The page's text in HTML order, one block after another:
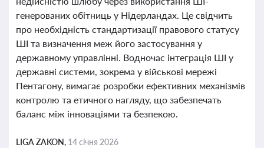
генерованих обітниць у Нідерландах. Це свідчить
про необхідність стандартизації правового статусу
ШІ та визначення меж його застосування у
державному управлінні. Водночас інтеграція ШІ у
державні системи, зокрема у військові мережі
Пентагону, вимагає розробки ефективних механізмів
контролю та етичного нагляду, що забезпечать
баланс між інноваціями та безпекою.
LIGA ZAKON, 14 січня 2026